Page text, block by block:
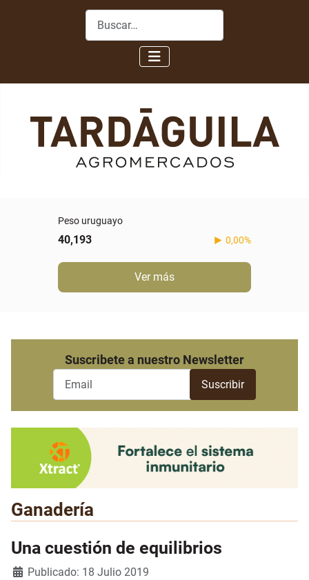
Buscar
Peso uruguayo
40,193 0,00%
Ver más
Suscribete a nuestro Newsletter
Ganadería
Una cuestión de equilibrios
Detalles
Publicado: 18 Julio 2019